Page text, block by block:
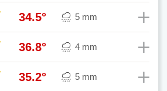
34.5° 5 mm
36.8° 4 mm
35.2° 5 mm